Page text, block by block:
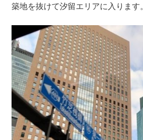
築地を抜けて汐留エリアに入ります。